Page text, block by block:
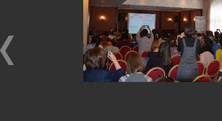
Изменения в трудовом и
налоговом
законодательстве:
Обязательное
медицинское страхование,